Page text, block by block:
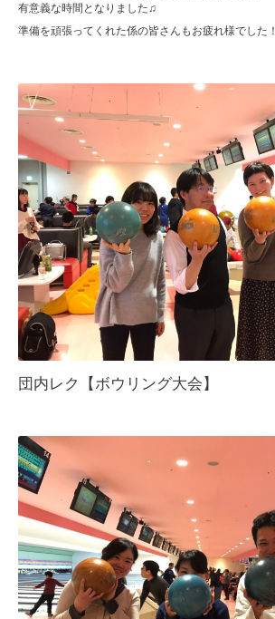
有意義な時間となりました♫
準備を頑張ってくれた係の皆さんもお疲れ様でした！
団内レク【ボウリング大会】